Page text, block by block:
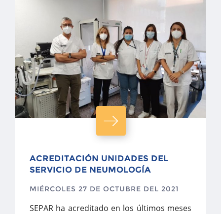
ACREDITACIÓN UNIDADES DEL
SERVICIO DE NEUMOLOGÍA
MIÉRCOLES 27 DE OCTUBRE DEL 2021
SEPAR ha acreditado en los últimos meses